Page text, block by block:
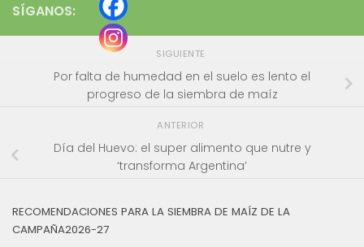
SÍGANOS:
SIGUIENTE
Por falta de humedad en el suelo es lento el
progreso de la siembra de maíz
ANTERIOR
Día del Huevo: el super alimento que nutre y
‘transforma Argentina’
RECOMENDACIONES PARA LA SIEMBRA DE MAÍZ DE LA
CAMPAÑA2026-27